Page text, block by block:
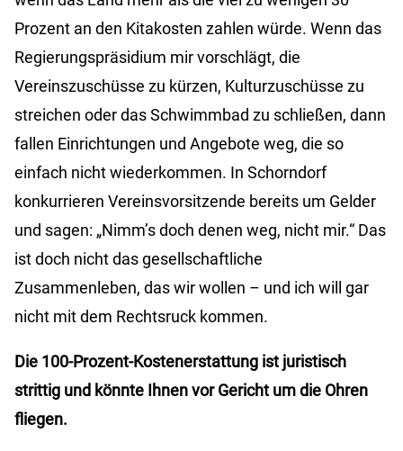
Prozent an den Kitakosten zahlen würde. Wenn das
Regierungspräsidium mir vorschlägt, die
Vereinszuschüsse zu kürzen, Kulturzuschüsse zu
streichen oder das Schwimmbad zu schließen, dann
fallen Einrichtungen und Angebote weg, die so
einfach nicht wiederkommen. In Schorndorf
konkurrieren Vereinsvorsitzende bereits um Gelder
und sagen: „Nimm’s doch denen weg, nicht mir.“ Das
ist doch nicht das gesellschaftliche
Zusammenleben, das wir wollen – und ich will gar
nicht mit dem Rechtsruck kommen.
Die 100-Prozent-Kostenerstattung ist juristisch
strittig und könnte Ihnen vor Gericht um die Ohren
fliegen.